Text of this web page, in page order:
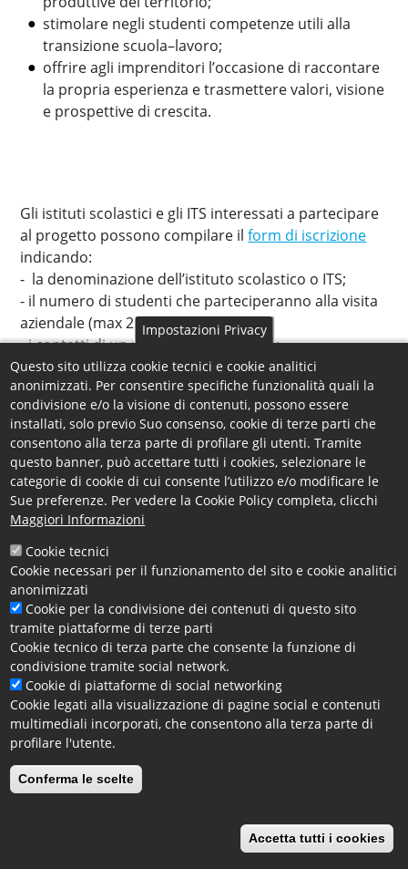
stimolare negli studenti competenze utili alla
transizione scuola–lavoro;
offrire agli imprenditori l’occasione di raccontare
la propria esperienza e trasmettere valori, visione
e prospettive di crescita.
Gli istituti scolastici e gli ITS interessati a partecipare
al progetto possono compilare ilform di iscrizione
indicando:
- la denominazione dell’istituto scolastico o ITS;
- il numero di studenti che parteciperanno alla visita
aziendale (max 25 studenti);
- i contatti di un referente dell’istituto;
- il settore economico in cui opera l’impresa presso la
quale si vuole realizzare la visita aziendale.
Le imprese interessate a partecipare al progetto possono
compilare ilform di iscrizione
- la denominazione;
- i contatti di un referente aziendale;
- il settore economico in cui opera l’impresa.
Manifestazione di interesse progetto “#MentorTour” per
studenti
Manifestazione di interesse progetto "#MentorTour" per le
imprese
Allegato 1_ Autorizzazione-liberatoria per l’utilizzo di
Impostazioni Privacy
Questo sito utilizza cookie tecnici e cookie analitici
anonimizzati. Per consentire specifiche funzionalità quali la
condivisione e/o la visione di contenuti, possono essere
installati, solo previo Suo consenso, cookie di terze parti che
consentono alla terza parte di profilare gli utenti. Tramite
questo banner, può accettare tutti i cookies, selezionare le
categorie di cookie di cui consente l’utilizzo e/o modificare le
Sue preferenze. Per vedere la Cookie Policy completa, clicchi
Maggiori Informazioni
Cookie tecnici
Cookie necessari per il funzionamento del sito e cookie analitici
anonimizzati
Cookie per la condivisione dei contenuti di questo sito
tramite piattaforme di terze parti
Cookie tecnico di terza parte che consente la funzione di
condivisione tramite social network.
Cookie di piattaforme di social networking
Cookie legati alla visualizzazione di pagine social e contenuti
multimediali incorporati, che consentono alla terza parte di
profilare l'utente.
Conferma le scelte
Accetta tutti i cookies